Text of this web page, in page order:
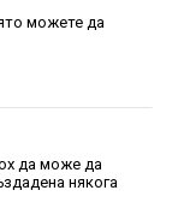
можете да
да може да
някога